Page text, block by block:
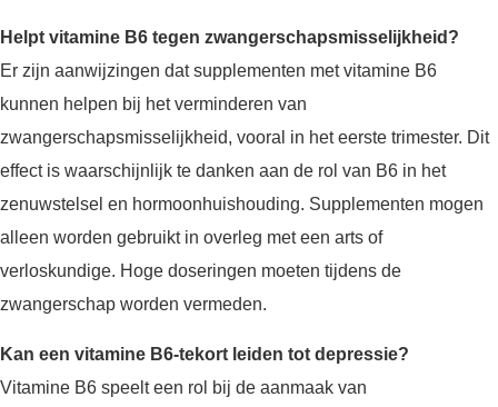
Helpt vitamine B6 tegen zwangerschapsmisselijkheid?
Er zijn aanwijzingen dat supplementen met vitamine B6
kunnen helpen bij het verminderen van
zwangerschapsmisselijkheid, vooral in het eerste trimester. Dit
effect is waarschijnlijk te danken aan de rol van B6 in het
zenuwstelsel en hormoonhuishouding. Supplementen mogen
alleen worden gebruikt in overleg met een arts of
verloskundige. Hoge doseringen moeten tijdens de
zwangerschap worden vermeden.
Kan een vitamine B6-tekort leiden tot depressie?
Vitamine B6 speelt een rol bij de aanmaak van